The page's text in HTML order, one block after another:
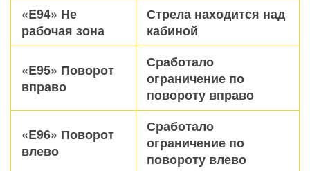
«E94» Не
рабочая зона
Стрела находится над
кабиной
«E95» Поворот
вправо
Сработало
ограничение по
повороту вправо
«E96» Поворот
влево
Сработало
ограничение по
повороту влево